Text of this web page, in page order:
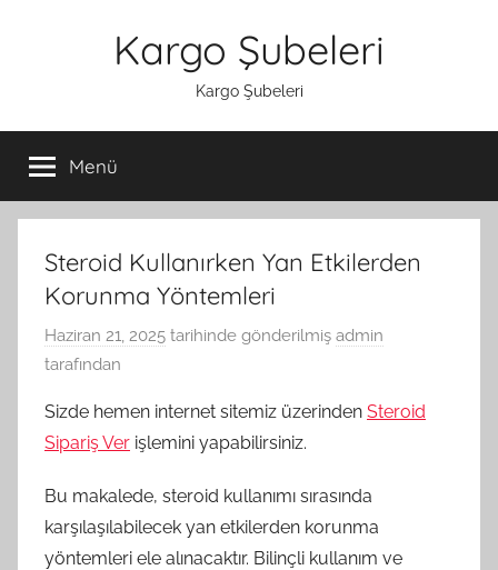
Kargo Şubeleri
Kargo Şubeleri
Menü
Steroid Kullanırken Yan Etkilerden
Korunma Yöntemleri
Haziran 21, 2025 tarihinde gönderilmiş admin
tarafından
Sizde hemen internet sitemiz üzerinden Steroid
Sipariş Ver işlemini yapabilirsiniz.
Bu makalede, steroid kullanımı sırasında
karşılaşılabilecek yan etkilerden korunma
yöntemleri ele alınacaktır. Bilinçli kullanım ve